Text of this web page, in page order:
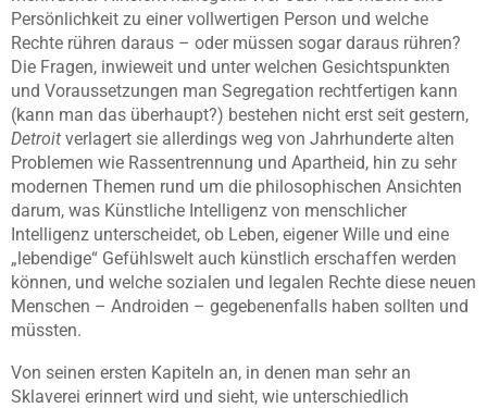
Persönlichkeit zu einer vollwertigen Person und welche
Rechte rühren daraus – oder müssen sogar daraus rühren?
Die Fragen, inwieweit und unter welchen Gesichtspunkten
und Voraussetzungen man Segregation rechtfertigen kann
(kann man das überhaupt?) bestehen nicht erst seit gestern,
Detroit verlagert sie allerdings weg von Jahrhunderte alten
Problemen wie Rassentrennung und Apartheid, hin zu sehr
modernen Themen rund um die philosophischen Ansichten
darum, was Künstliche Intelligenz von menschlicher
Intelligenz unterscheidet, ob Leben, eigener Wille und eine
„lebendige“ Gefühlswelt auch künstlich erschaffen werden
können, und welche sozialen und legalen Rechte diese neuen
Menschen – Androiden – gegebenenfalls haben sollten und
müssten.
Von seinen ersten Kapiteln an, in denen man sehr an
Sklaverei erinnert wird und sieht, wie unterschiedlich